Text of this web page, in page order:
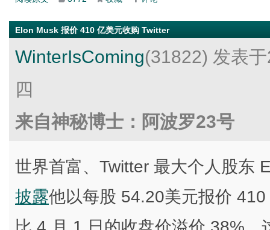
Elon Musk 报价 410 亿美元收购 Twitter
WinterIsComing(31822) 发表
四
来自神秘博士：阿波罗23号
世界首富、Twitter 最大个人股东
披露他以每股 54.20美元报价